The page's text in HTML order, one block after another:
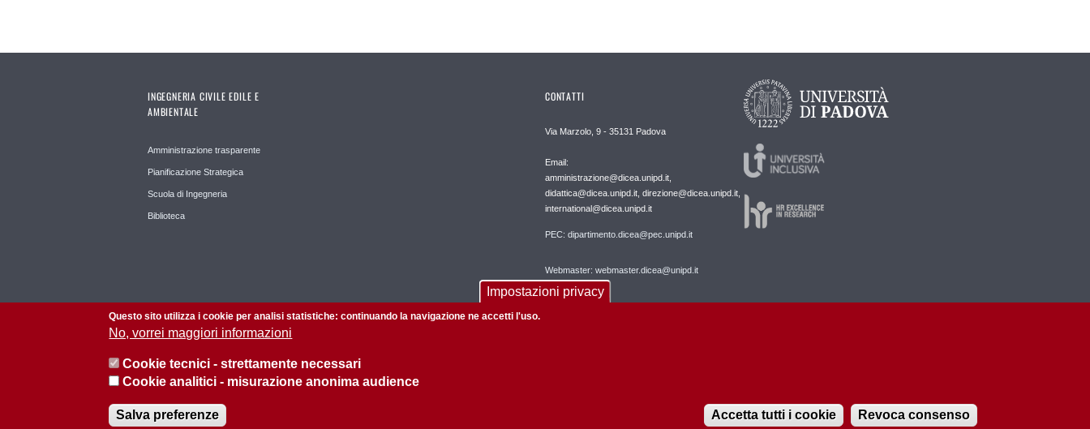
INGEGNERIA CIVILE EDILE E
AMBIENTALE
Amministrazione trasparente
Pianificazione Strategica
Scuola di Ingegneria
Biblioteca
CONTATTI
Via Marzolo, 9 - 35131 Padova
Email:
amministrazione@dicea.unipd.it,
didattica@dicea.unipd.it, direzione@dicea.unipd.it,
international@dicea.unipd.it
PEC: dipartimento.dicea@pec.unipd.it
Webmaster: webmaster.dicea@unipd.it
P.I. 00742430283 C.F. 80006480281
Impostazioni privacy
Questo sito utilizza i cookie per analisi statistiche: continuando la navigazione ne accetti l'uso.
No, vorrei maggiori informazioni
Cookie tecnici - strettamente necessari
Cookie analitici - misurazione anonima audience
Salva preferenze Accetta tutti i cookie Revoca consenso